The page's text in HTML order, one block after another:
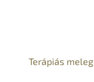
Terápiás